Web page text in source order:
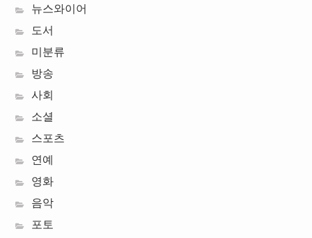
뉴스와이어
도서
미분류
방송
사회
소셜
스포츠
연예
영화
음악
포토